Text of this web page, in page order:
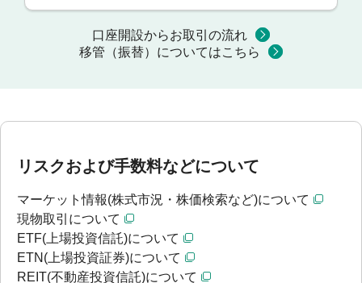
口座開設からお取引の流れ
移管（振替）についてはこちら
リスクおよび手数料などについて
マーケット情報(株式市況・株価検索など)について
現物取引について
ETF(上場投資信託)について
ETN(上場投資証券)について
REIT(不動産投資信託)について